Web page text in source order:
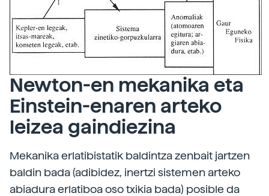
Newton-en mekanika eta
Einstein-enaren arteko
leizea gaindiezina
Mekanika erlatibistatik baldintza zenbait jartzen
baldin bada (adibidez, inertzi sistemen arteko
abiadura erlatiboa oso txikia bada) posible da